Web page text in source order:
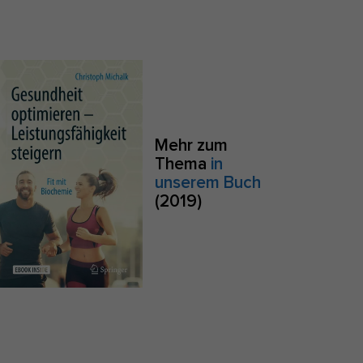
Mehr zum
Thema in
unserem Buch
(2019)
Anonyme Statistiken